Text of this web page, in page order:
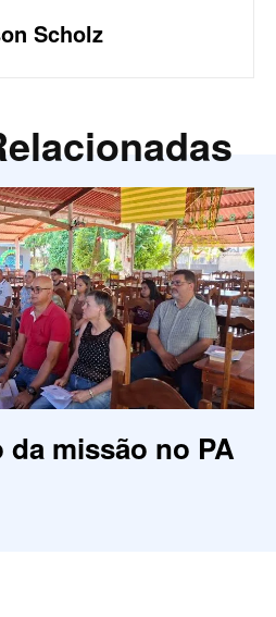
Scholz
missão no PA